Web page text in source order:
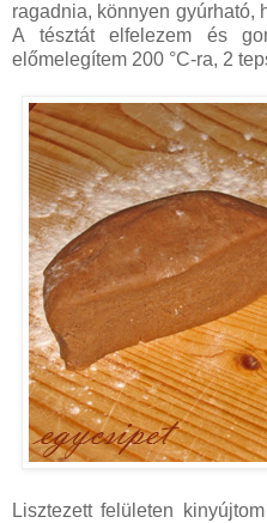
ragadnia, könnyen gyúrható,
A tésztát elfelezem és
előmelegítem 200 °C-ra, 2
Lisztezett felületen